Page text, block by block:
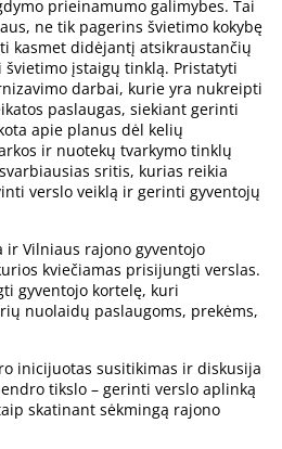
prieinamumo galimybes. Tai
ne tik pagerins švietimo kokybę
kasmet didėjantį atsikraustančių
įstaigų tinklą. Pristatyti
darbai, kurie yra nukreipti
paslaugas, siekiant gerinti
apie planus dėl kelių
ir nuotekų tvarkymo tinklų
sritis, kurias reikia
verslo veiklą ir gerinti gyventojų
Vilniaus rajono gyventojo
kviečiamas prisijungti verslas.
gyventojo kortelę, kuri
nuolaidų paslaugoms, prekėms,
inicijuotas susitikimas ir diskusija
tikslo – gerinti verslo aplinką
skatinant sėkmingą rajono